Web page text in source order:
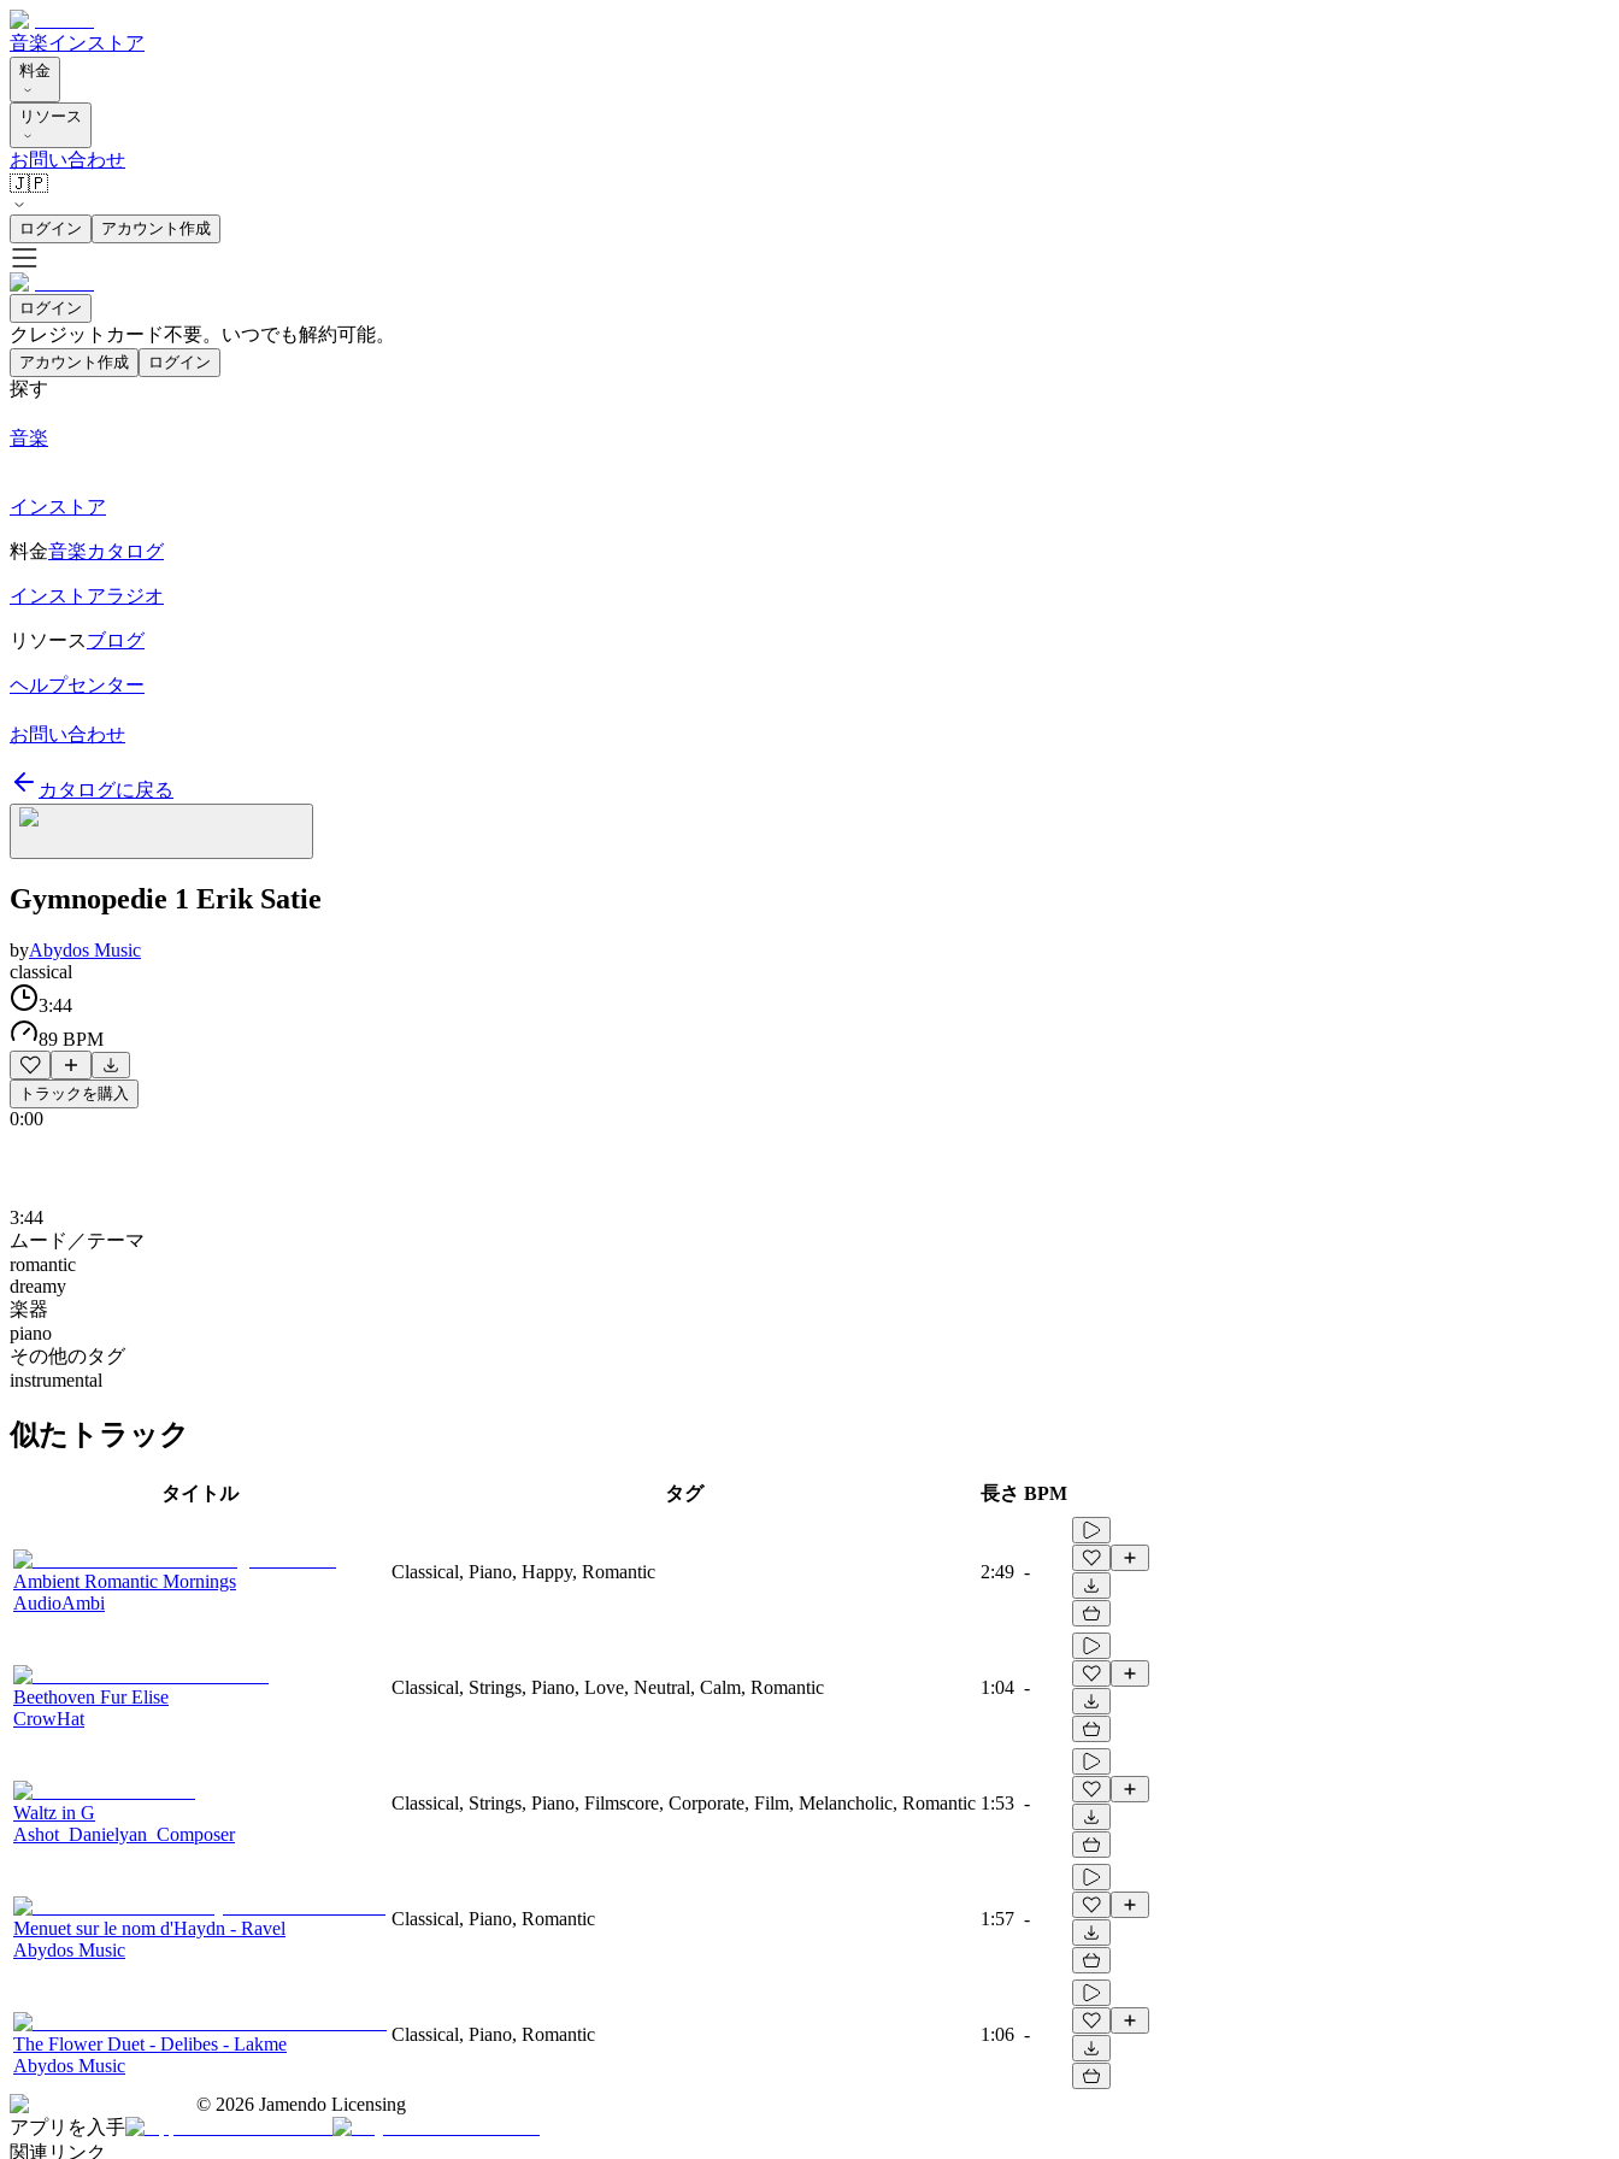
音楽インストア
料金
リソース
お問い合わせ
🇯🇵
ログイン アカウント作成
ログイン
クレジットカード不要。いつでも解約可能。
アカウント作成 ログイン
探す
音楽
インストア
料金音楽カタログ
インストアラジオ
リソースブログ
ヘルプセンター
お問い合わせ
カタログに戻る
Gymnopedie 1 Erik Satie
byAbydos Music
classical
3:44
89 BPM
トラックを購入
0:00
3:44
ムード／テーマ
romantic
dreamy
楽器
piano
その他のタグ
instrumental
似たトラック
タイトル タグ 長さ BPM
Ambient Romantic Mornings
AudioAmbi
Classical, Piano, Happy, Romantic 2:49 -
Beethoven Fur Elise
CrowHat
Classical, Strings, Piano, Love, Neutral, Calm, Romantic 1:04 -
Waltz in G
Ashot_Danielyan_Composer
Classical, Strings, Piano, Filmscore, Corporate, Film, Melancholic, Romantic 1:53 -
Menuet sur le nom d'Haydn - Ravel
Abydos Music
Classical, Piano, Romantic 1:57 -
The Flower Duet - Delibes - Lakme
Abydos Music
Classical, Piano, Romantic 1:06 -
© 2026 Jamendo Licensing
アプリを入手
関連リンク